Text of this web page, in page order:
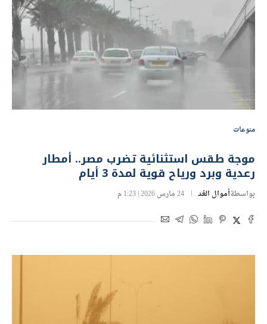
منوعات
موجة طقس استثنائية تضرب مصر.. أمطار
رعدية وبرد ورياح قوية لمدة 3 أيام
بواسطةأموال الغد 24 مارس 2026 | 1:23 م